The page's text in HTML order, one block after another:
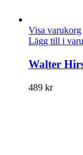
Visa varukorg
Lägg till i
Walter
489 kr